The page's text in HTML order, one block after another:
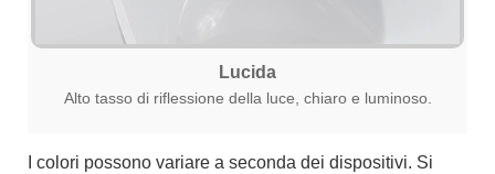
Lucida
Alto tasso di riflessione della luce, chiaro e luminoso.
I colori possono variare a seconda dei dispositivi. Si